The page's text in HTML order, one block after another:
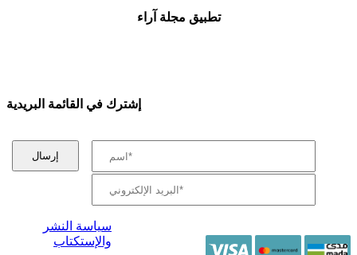
تطبيق مجلة آراء
إشترك في القائمة البريدية
سياسة النشر
والإستكتاب